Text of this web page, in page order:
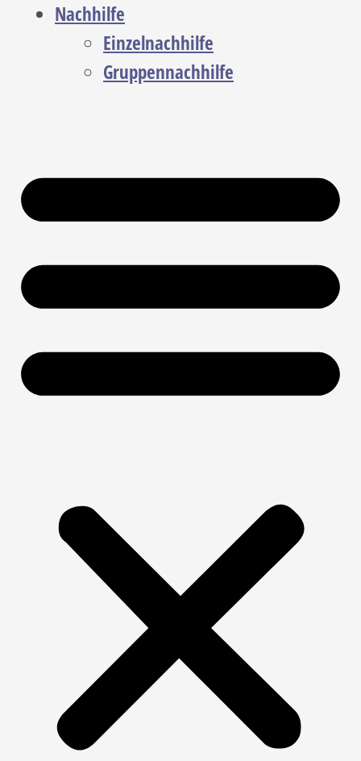
Nachhilfe
Einzelnachhilfe
Gruppennachhilfe